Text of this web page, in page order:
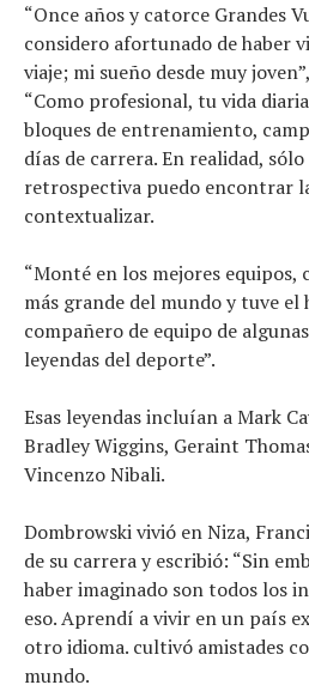
“Once años y catorce Grandes
considero afortunado de haber
viaje; mi sueño desde muy
“Como profesional, tu vida
bloques de entrenamiento,
días de carrera. En realidad,
retrospectiva puedo encontrar
contextualizar.
“Monté en los mejores
más grande del mundo y tuve el
compañero de equipo de
leyendas del deporte”.
Esas leyendas incluían a Mark
Bradley Wiggins, Geraint
Vincenzo Nibali.
Dombrowski vivió en Niza,
de su carrera y escribió: “Sin
haber imaginado son todos los
eso. Aprendí a vivir en un país
otro idioma. cultivó amistades
mundo.